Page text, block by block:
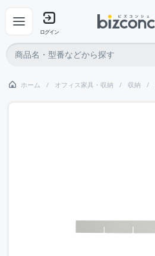
ログイン
ホーム オフィス家具・収納 収納